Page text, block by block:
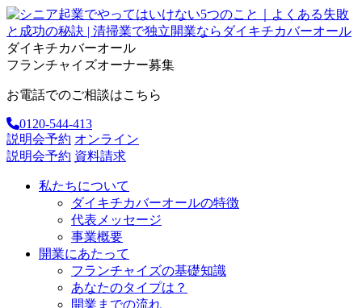
ダイキチカバーオール
フランチャイズオーナー募集
お電話でのご相談はこちら
0120-544-413
説明会予約 オンライン
説明会予約 資料請求
私たちについて
ダイキチカバーオールの特徴
代表メッセージ
事業概要
開業にあたって
フランチャイズの基礎知識
あなたのタイプは？
開業までの流れ